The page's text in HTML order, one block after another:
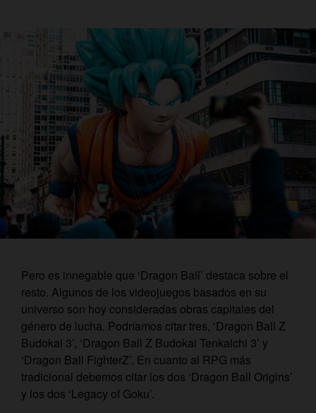
Pero es innegable que ‘Dragon Ball’ destaca sobre el
resto. Algunos de los videojuegos basados en su
universo son hoy consideradas obras capitales del
género de lucha. Podríamos citar tres, ‘Dragon Ball Z
Budokai 3’, ‘Dragon Ball Z Budokai Tenkaichi 3’ y
‘Dragon Ball FighterZ’. En cuanto al RPG más
tradicional debemos citar los dos ‘Dragon Ball Origins’
y los dos ‘Legacy of Goku’.